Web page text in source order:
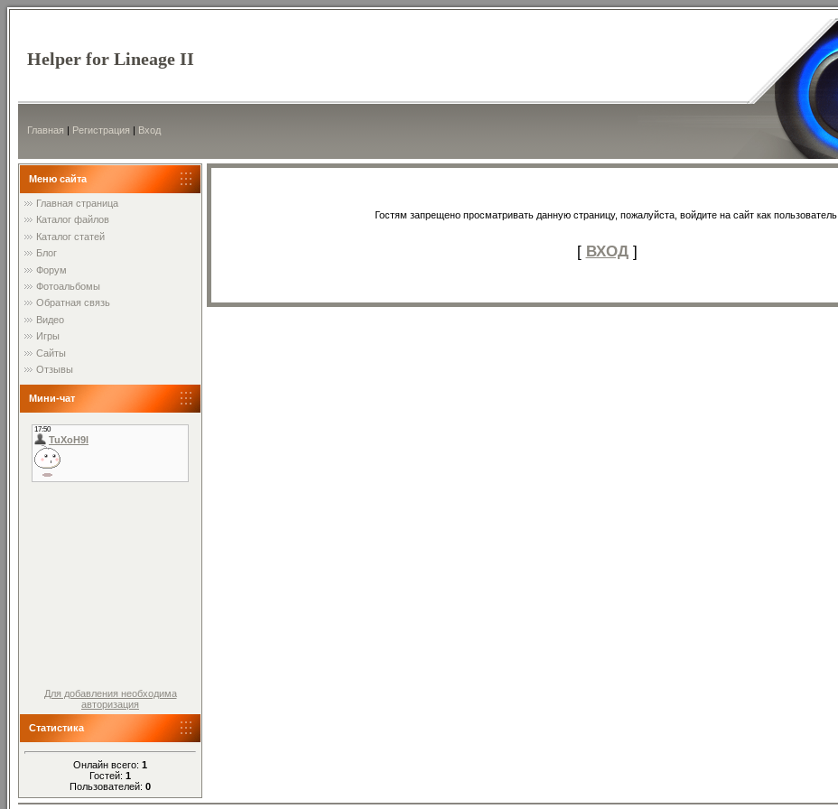
Helper for Lineage II
Главная | Регистрация | Вход
Меню сайта
Главная страница
Каталог файлов
Каталог статей
Блог
Форум
Фотоальбомы
Обратная связь
Видео
Игры
Сайты
Отзывы
Мини-чат
Для добавления необходима
авторизация
Статистика
Онлайн всего: 1
Гостей: 1
Пользователей: 0
Гостям запрещено просматривать данную страницу, пожалуйста, войдите на сайт как пользователь.
[ ВХОД]